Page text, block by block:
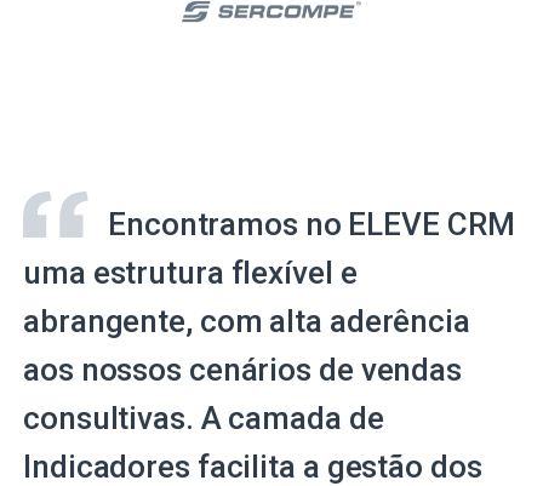
Encontramos no ELEVE CRM
uma estrutura flexível e
abrangente, com alta aderência
aos nossos cenários de vendas
consultivas. A camada de
Indicadores facilita a gestão dos